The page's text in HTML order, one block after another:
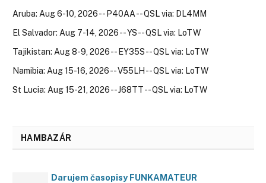
Aruba: Aug 6-10, 2026 -- P40AA -- QSL via: DL4MM
El Salvador: Aug 7-14, 2026 -- YS -- QSL via: LoTW
Tajikistan: Aug 8-9, 2026 -- EY35S -- QSL via: LoTW
Namibia: Aug 15-16, 2026 -- V55LH -- QSL via: LoTW
St Lucia: Aug 15-21, 2026 -- J68TT -- QSL via: LoTW
HAMBAZÁR
Darujem časopisy FUNKAMATEUR